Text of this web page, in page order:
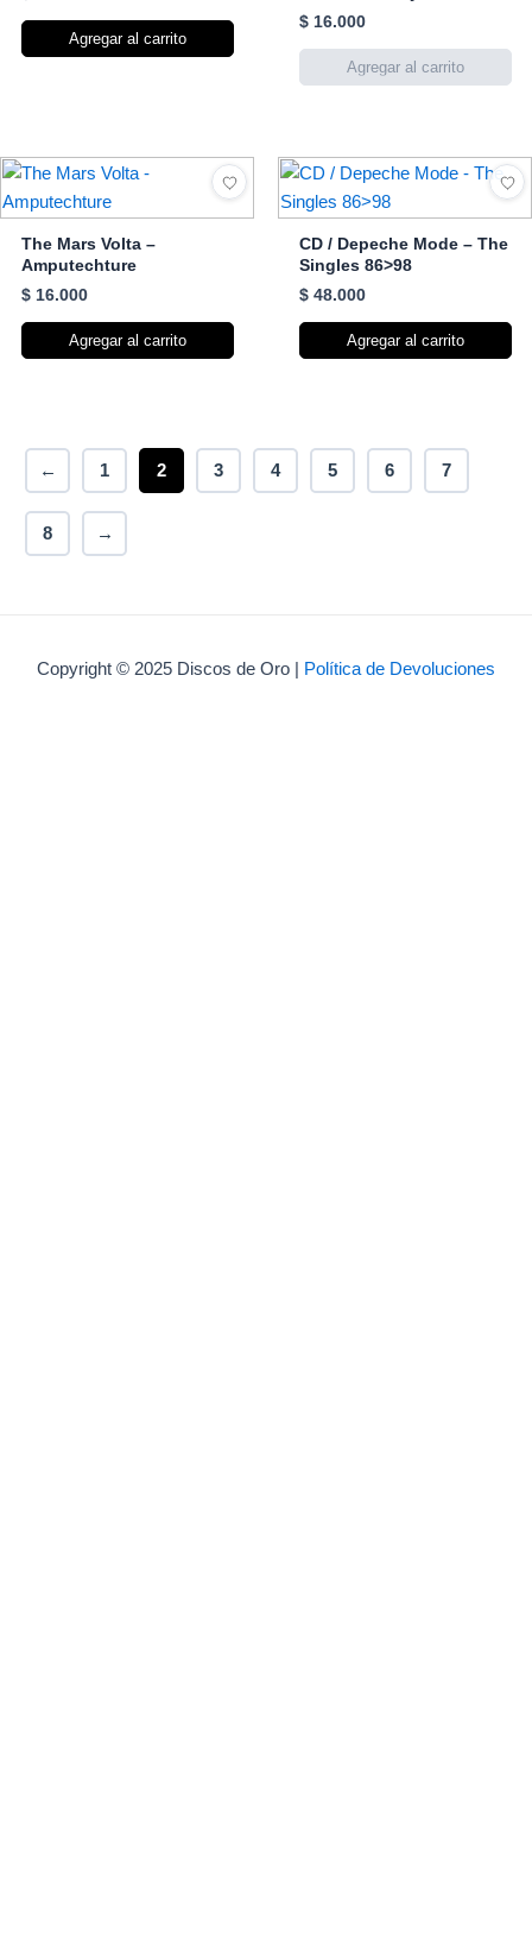
Agregar al carrito
$16.000
The Mars Volta –
Amputechture
$16.000
Agregar al carrito
CD / Depeche Mode – The
Singles 86>98
$48.000
Agregar al carrito
← 1 2 3 4 5 6 7
8 →
Copyright © 2025 Discos de Oro | Política de Devoluciones